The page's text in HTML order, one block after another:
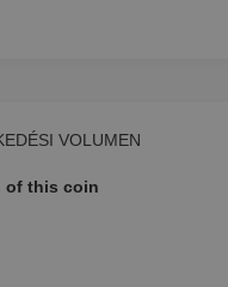
VOLUMEN
of this coin